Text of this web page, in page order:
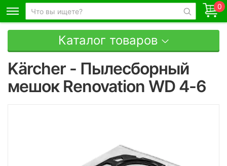
0
Каталог товаров
Kärcher - Пылесборный
мешок Renovation WD 4-6